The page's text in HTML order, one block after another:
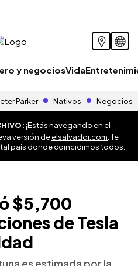
y negociosVida
Parker Nativos Negocios
¡Estás navegando en el
versión deelsalvador.com . Te
país donde coincidimos todos.
$5,700
de Tesla